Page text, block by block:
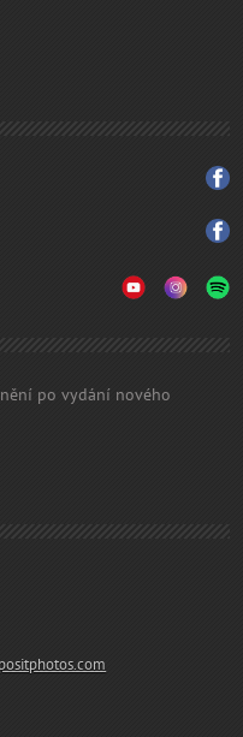
po vydání nového